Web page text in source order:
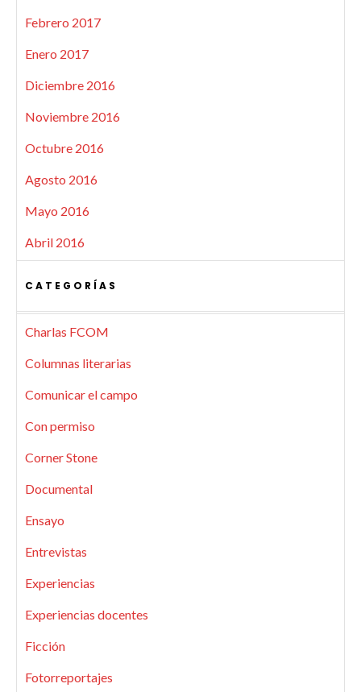
Febrero 2017
Enero 2017
Diciembre 2016
Noviembre 2016
Octubre 2016
Agosto 2016
Mayo 2016
Abril 2016
CATEGORÍAS
Charlas FCOM
Columnas literarias
Comunicar el campo
Con permiso
Corner Stone
Documental
Ensayo
Entrevistas
Experiencias
Experiencias docentes
Ficción
Fotorreportajes